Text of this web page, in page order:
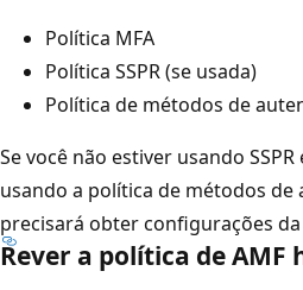
Política MFA
Política SSPR (se usada)
Política de métodos de
Se você não estiver usando
usando a política de métodos de
precisará obter configurações
Rever a política de AMF